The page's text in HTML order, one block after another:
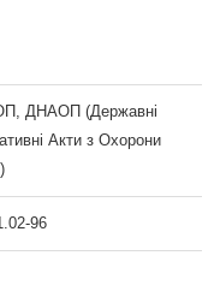
ДНАОП (Державні
Акти з Охорони
96